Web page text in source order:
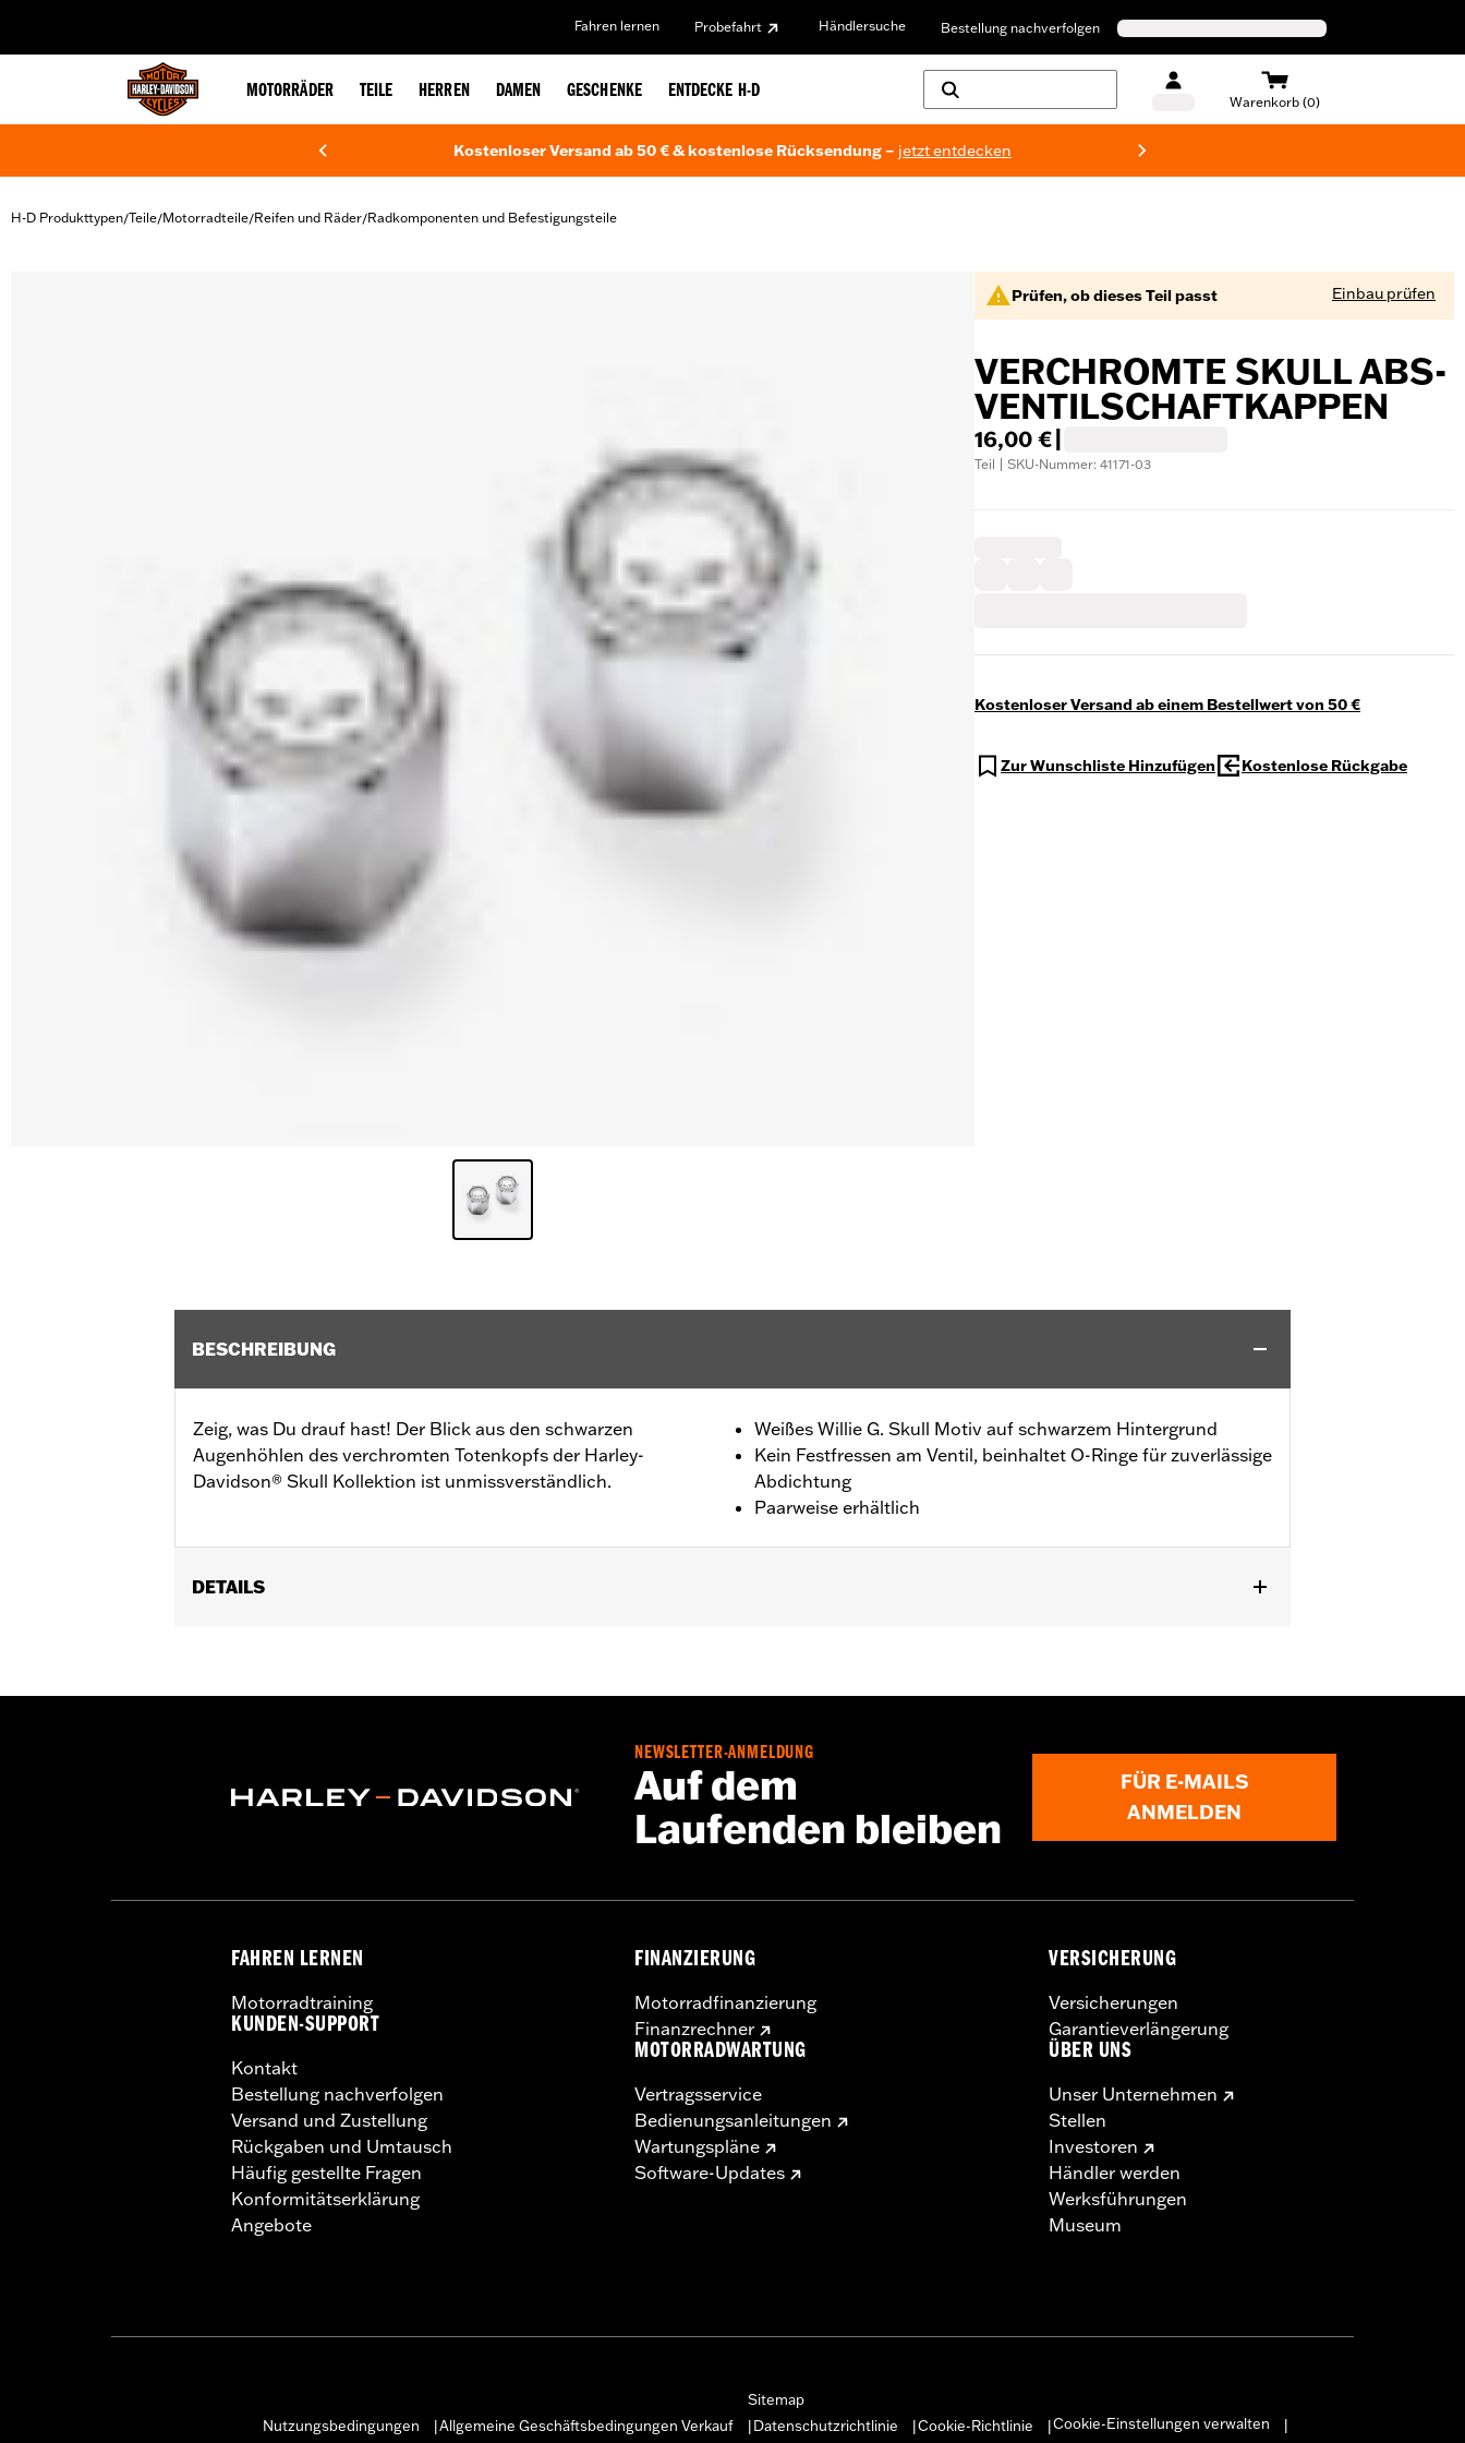
Fahren lernen Probefahrt Händlersuche Bestellung nachverfolgen
MOTORRÄDER TEILE HERREN DAMEN GESCHENKE ENTDECKE H-D
Warenkorb (0)
Kostenloser Versand ab 50 € & kostenlose Rücksendung – jetzt entdecken
H-D Produkttypen/Teile/Motorradteile/Reifen und Räder/Radkomponenten und Befestigungsteile
Prüfen, ob dieses Teil passt Einbau prüfen
VERCHROMTE SKULL ABS-
VENTILSCHAFTKAPPEN
16,00 €
Teil | SKU-Nummer: 41171-03
Kostenloser Versand ab einem Bestellwert von 50 €
Zur Wunschliste Hinzufügen Kostenlose Rückgabe
BESCHREIBUNG
Zeig, was Du drauf hast! Der Blick aus den schwarzen
Augenhöhlen des verchromten Totenkopfs der Harley-
Davidson® Skull Kollektion ist unmissverständlich.
Weißes Willie G. Skull Motiv auf schwarzem Hintergrund
Kein Festfressen am Ventil, beinhaltet O-Ringe für zuverlässige
Abdichtung
Paarweise erhältlich
DETAILS
In der Box:2 Ventilkappen
NEWSLETTER-ANMELDUNG
Auf dem
Laufenden bleiben
FÜR E-MAILS
ANMELDEN
FAHREN LERNEN
Motorradtraining
KUNDEN-SUPPORT
Kontakt
Bestellung nachverfolgen
Versand und Zustellung
Rückgaben und Umtausch
Häufig gestellte Fragen
Konformitätserklärung
Angebote
FINANZIERUNG
Motorradfinanzierung
Finanzrechner
MOTORRADWARTUNG
Vertragsservice
Bedienungsanleitungen
Wartungspläne
Software-Updates
VERSICHERUNG
Versicherungen
Garantieverlängerung
ÜBER UNS
Unser Unternehmen
Stellen
Investoren
Händler werden
Werksführungen
Museum
Sitemap
Nutzungsbedingungen
Allgemeine Geschäftsbedingungen Verkauf Datenschutzrichtlinie Cookie-Richtlinie Cookie-Einstellungen verwalten